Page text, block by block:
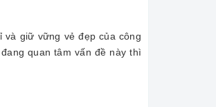
và giữ vững vẻ đẹp của công
đang quan tâm vấn đề này thì